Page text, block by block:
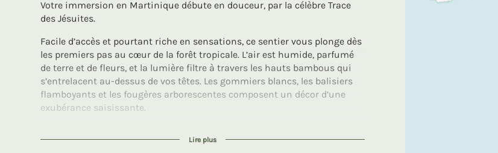
voyage.
Votre immersion en Martinique débute en douceur, par la célèbre Trace
des Jésuites.
Facile d’accès et pourtant riche en sensations, ce sentier vous plonge dès
les premiers pas au cœur de la forêt tropicale. L’air est humide, parfumé
de terre et de fleurs, et la lumière filtre à travers les hauts bambous qui
s’entrelacent au-dessus de vos têtes. Les gommiers blancs, les balisiers
flamboyants et les fougères arborescentes composent un décor d’une
exubérance saisissante.
tantôt ouvert sur de petites clairières où la végétation respire. Plusieurs
Lire plus